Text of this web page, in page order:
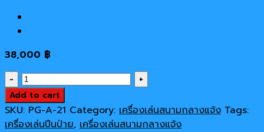
38,000 ฿
เครื่อง
เล่น
สนาม
กลาง
Add to cart
SKU: PG-A-21 Category: เครื่องเล่นสนามกลางแจ้ง Tags:
เครื่องเล่นปีนป่าย, เครื่องเล่นสนามกลางแจ้ง